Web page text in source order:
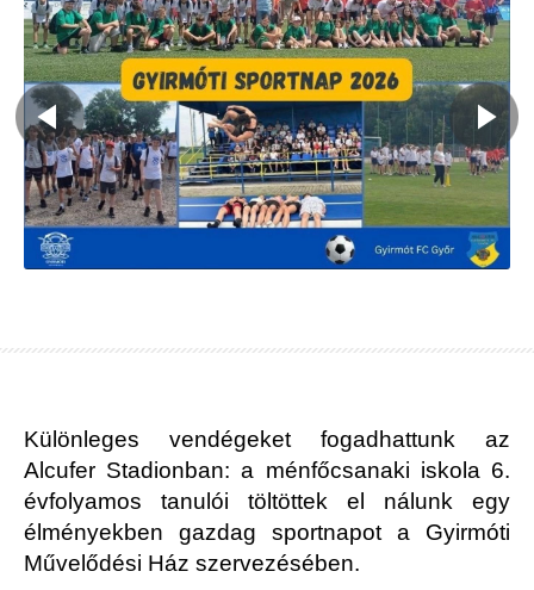
Különleges vendégeket fogadhattunk az
Alcufer Stadionban: a ménfőcsanaki iskola 6.
évfolyamos tanulói töltöttek el nálunk egy
élményekben gazdag sportnapot a Gyirmóti
Művelődési Ház szervezésében.